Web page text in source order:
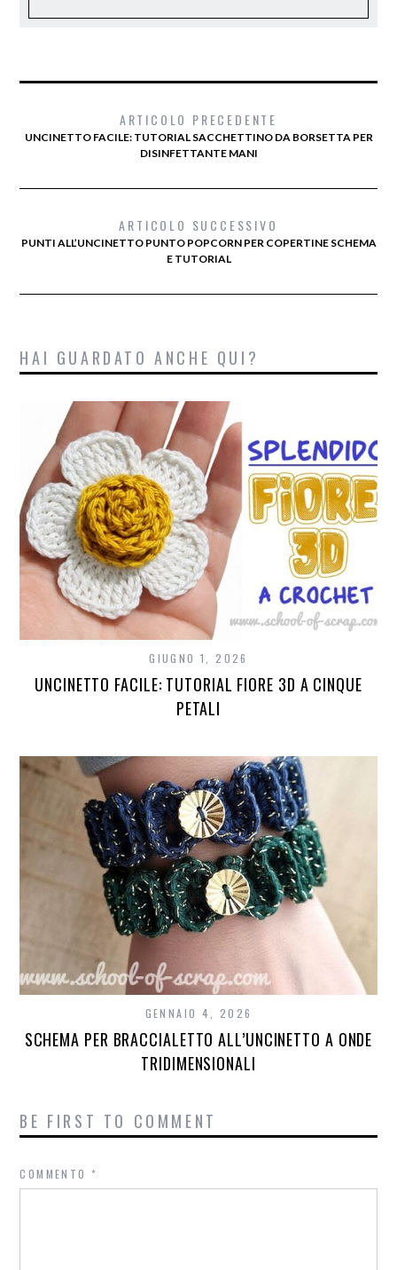
ARTICOLO PRECEDENTE
UNCINETTO FACILE: TUTORIAL SACCHETTINO DA BORSETTA PER
DISINFETTANTE MANI
ARTICOLO SUCCESSIVO
PUNTI ALL’UNCINETTO PUNTO POPCORN PER COPERTINE SCHEMA
E TUTORIAL
HAI GUARDATO ANCHE QUI?
GIUGNO 1, 2026
UNCINETTO FACILE: TUTORIAL FIORE 3D A CINQUE
PETALI
GENNAIO 4, 2026
SCHEMA PER BRACCIALETTO ALL’UNCINETTO A ONDE
TRIDIMENSIONALI
BE FIRST TO COMMENT
COMMENTO*